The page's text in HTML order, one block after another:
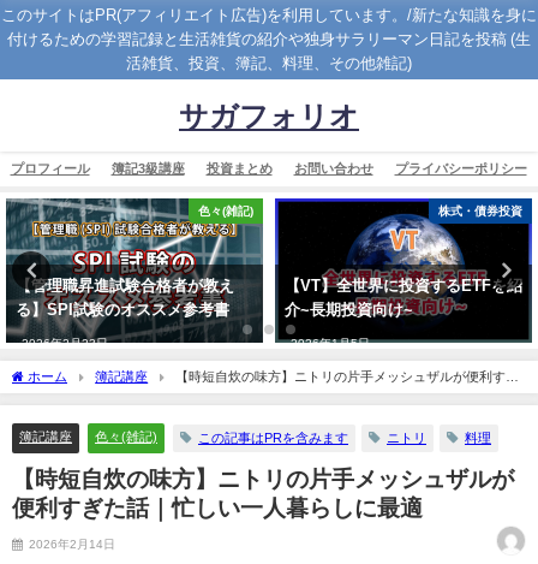
このサイトはPR(アフィリエイト広告)を利用しています。/新たな知識を身に
付けるための学習記録と生活雑貨の紹介や独身サラリーマン日記を投稿 (生
活雑貨、投資、簿記、料理、その他雑記)
サガフォリオ
プロフィール 簿記3級講座 投資まとめ お問い合わせ プライバシーポリシー
色々(雑記)
【管理職昇進試験合格者が教え
る】SPI試験のオススメ参考書
2026年2月23日
株式・債券投資
【VT】全世界に投資するETFを紹
介~長期投資向け~
2026年1月5日
ホーム 簿記講座
【時短自炊の味方】ニトリの片手メッシュザルが便利すぎ
た話｜忙しい一人暮らしに最適
簿記講座 色々(雑記) この記事はPRを含みます ニトリ 料理
【時短自炊の味方】ニトリの片手メッシュザルが
便利すぎた話｜忙しい一人暮らしに最適
2026年2月14日